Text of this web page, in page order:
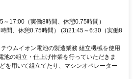
17:00（実働8時間、休憩0.75時間）
間、休憩0.75時間） (3)21:45～6:30（実働8
ウムイオン電池の製造業務 組立機械を使用
池の組立・仕上げ作業を行っていただきま
を用いて組立てたり、マシンオペレーター